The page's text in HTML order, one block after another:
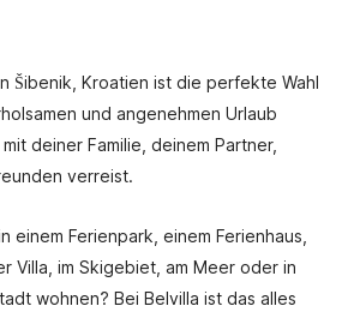
Šibenik, Kroatien ist die perfekte Wahl
und angenehmen Urlaub
deiner Familie, deinem Partner,
verreist.
einem Ferienpark, einem Ferienhaus,
Villa, im Skigebiet, am Meer oder in
wohnen? Bei Belvilla ist das alles